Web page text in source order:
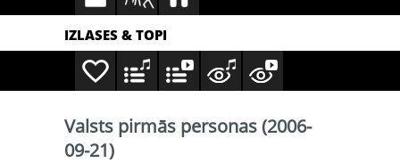
IZLASES & TOPI
Valsts pirmās personas (2006-
09-21)